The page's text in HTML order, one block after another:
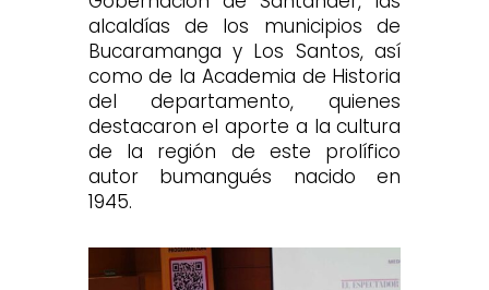
alcaldías de los municipios de
Bucaramanga y Los Santos, así
como de la Academia de Historia
del departamento, quienes
destacaron el aporte a la cultura
de la región de este prolífico
autor bumangués nacido en
1945.